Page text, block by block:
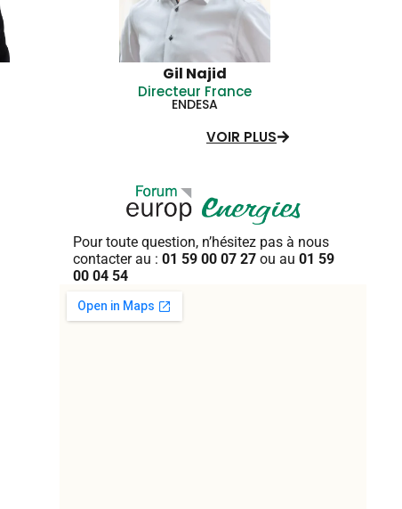
Gil Najid
Directeur France
ENDESA
VOIR PLUS
Pour toute question, n’hésitez pasà nous
contacter au :01 59 00 07 27ou au01 59
00 04 54